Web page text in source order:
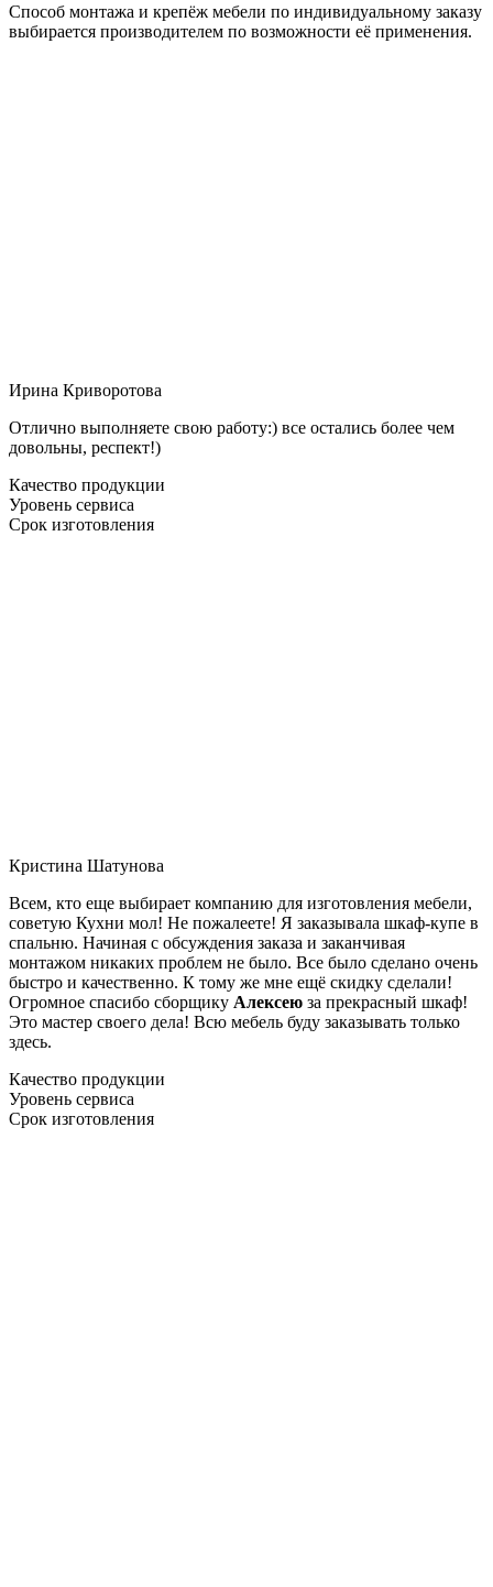
Способ монтажа и крепёж мебели по индивидуальному заказу
выбирается производителем по возможности её применения.
Ирина Криворотова
Отлично выполняете свою работу:) все остались более чем
довольны, респект!)
Качество продукции
Уровень сервиса
Срок изготовления
Кристина Шатунова
Всем, кто еще выбирает компанию для изготовления мебели,
советую Кухни мол! Не пожалеете! Я заказывала шкаф-купе в
спальню. Начиная с обсуждения заказа и заканчивая
монтажом никаких проблем не было. Все было сделано очень
быстро и качественно. К тому же мне ещё скидку сделали!
Огромное спасибо сборщику Алексею за прекрасный шкаф!
Это мастер своего дела! Всю мебель буду заказывать только
здесь.
Качество продукции
Уровень сервиса
Срок изготовления